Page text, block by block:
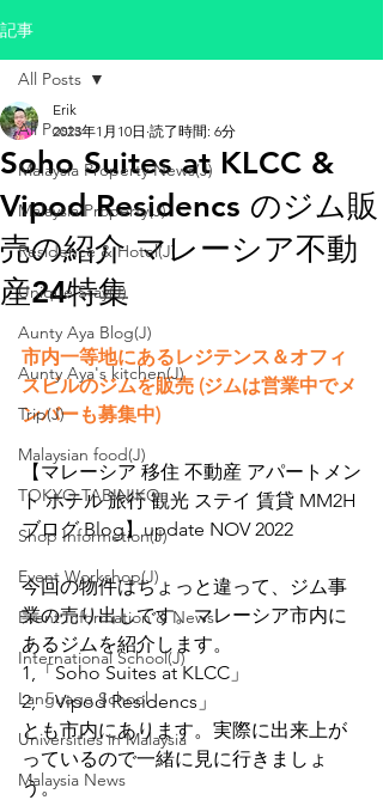
記事
All Posts
Malaysia Property News(J)
Malaysia Property(J)
Residence & Hotel(J)
Unique Stay(J)
Aunty Aya Blog(J)
Aunty Aya's kitchen(J)
Trip(J)
Malaysian food(J)
TOKYO TABINIKO
Shop Informetion(J)
Event Workshop(J)
Event Information & News
International School(J)
Language School
Universities in Malaysia
Malaysia News
All Posts
Soho Suites at KLCC &
Vipod Residencs のジム販
売の紹介 マレーシア不動
産24特集
Erik
2023年1月10日 読了時間: 6分
市内一等地にあるレジテンス＆オフィ
スビルのジムを販売 (ジムは営業中でメ
ンバーも募集中)
【マレーシア 移住 不動産 アパートメン
ト ホテル 旅行 観光 ステイ 賃貸 MM2H
ブログ Blog】update NOV 2022
今回の物件はちょっと違って、ジム事
業の売り出しです。マレーシア市内に
あるジムを紹介します。
1,「Soho Suites at KLCC」
2,「Vipod Residencs」
とも市内にあります。実際に出来上が
っているので一緒に見に行きましょ
う。